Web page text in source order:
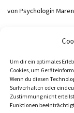
Um dir ein optimales
Cookies, um
Wenn du diesen
Surfverhalten oder
Zustimmung nicht
Funktionen
von Psychologin
In 10 Minuten zu
unangenehmen
Selbstzweifel und